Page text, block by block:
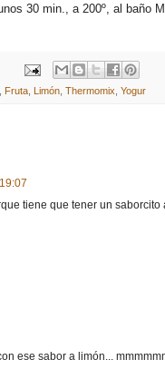
30 min., a 200º, al baño
Fruta Limón Thermomix Yogur
tiene que tener un
ese sabor a limón...